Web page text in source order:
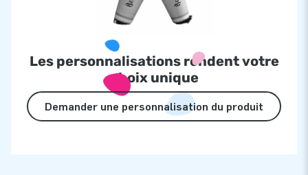
Les personnalisations rendent votre
choix unique
Demander une personnalisation du produit